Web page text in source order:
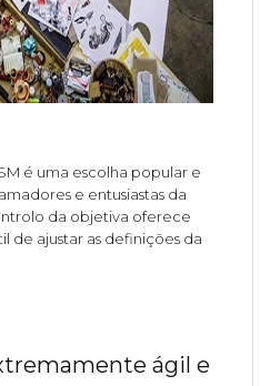
é uma escolha popular e
e entusiastas da
da objetiva oferece
de ajustar as definições da
ágil e